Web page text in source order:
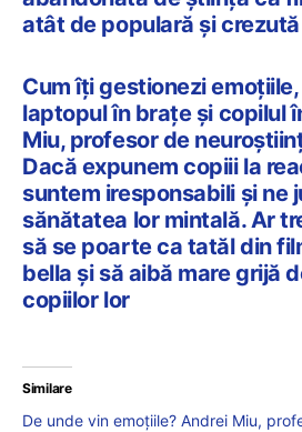
atât de populară și
Cum îți gestionezi
laptopul în brațe și copilul
Miu, profesor de
Dacă expunem copiii la
suntem iresponsabili și ne
sănătatea lor mintală. Ar
să se poarte ca tatăl din
bella și să aibă mare grijă
copiilor lor
Similare
De unde vin emoțiile? Andrei Miu,